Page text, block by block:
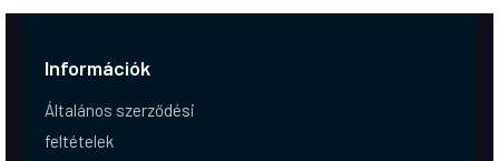
Információk
Általános szerződési
feltételek